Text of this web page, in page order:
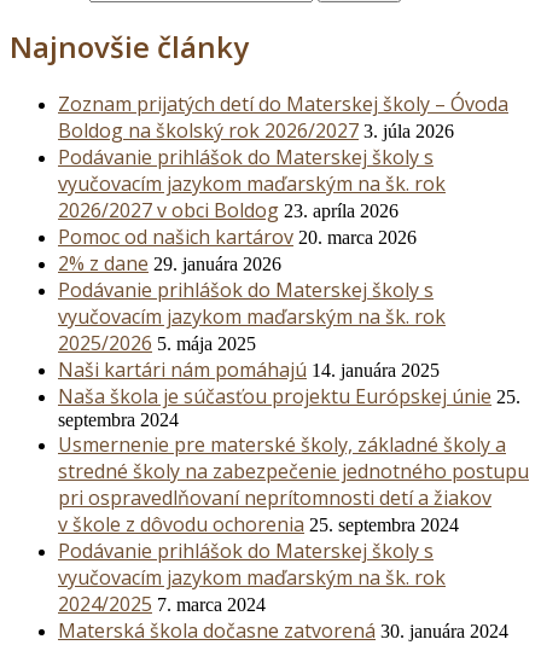
Najnovšie články
Zoznam prijatých detí do Materskej školy – Óvoda
Boldog na školský rok 2026/2027 3. júla 2026
Podávanie prihlášok do Materskej školy s
vyučovacím jazykom maďarským na šk. rok
2026/2027 v obci Boldog 23. apríla 2026
Pomoc od našich kartárov 20. marca 2026
2% z dane 29. januára 2026
Podávanie prihlášok do Materskej školy s
vyučovacím jazykom maďarským na šk. rok
2025/2026 5. mája 2025
Naši kartári nám pomáhajú 14. januára 2025
Naša škola je súčasťou projektu Európskej únie 25.
septembra 2024
Usmernenie pre materské školy, základné školy a
stredné školy na zabezpečenie jednotného postupu
pri ospravedlňovaní neprítomnosti detí a žiakov
v škole z dôvodu ochorenia 25. septembra 2024
Podávanie prihlášok do Materskej školy s
vyučovacím jazykom maďarským na šk. rok
2024/2025 7. marca 2024
Materská škola dočasne zatvorená 30. januára 2024